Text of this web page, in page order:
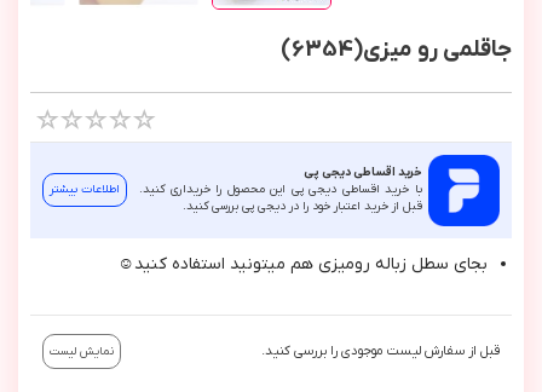
جاقلمی رو میزی(6354)
خرید اقساطی دیجی پی
با خرید اقساطی دیجی پی این محصول را خریداری کنید.
قبل از خرید اعتبار خود را در دیجی پی بررسی کنید.
اطلاعات بیشتر
بجاي سطل زباله روميزي هم ميتونيد استفاده كنيد☺️
قبل از سفارش لیست موجودی را بررسی کنید. نمایش لیست